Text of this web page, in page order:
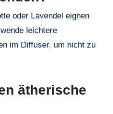
oder Lavendel eignen
leichtere
im Diffuser, um nicht zu
ätherische